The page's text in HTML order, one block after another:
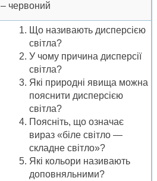
– червоний
Що називають дисперсією
світла?
У чому причина дисперсії
світла?
Які природні явища можна
пояснити дисперсією
світла?
Поясніть, що означає
вираз «біле світло —
складне світло»?
Які кольори називають
доповняльними?